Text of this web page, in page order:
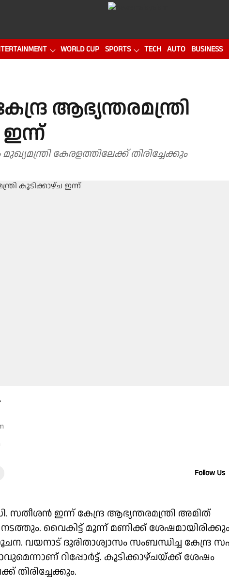
WORLD CUP SPORTS TECH AUTO BUSINESS
ആഭ്യന്തരമന്ത്രി
കേരളത്തിലേക്ക് തിരിച്ചേക്കും
Follow Us
സതീശൻ ഇന്ന് കേന്ദ്ര ആഭ്യന്തരമന്ത്രി അമിത്
വൈകിട്ട് മൂന്ന് മണിക്ക്
വയനാട് ദുരിതാശ്വാസം സംബന്ധിച്ച കേന്ദ്ര
റിപ്പോർട്ട്. കൂടിക്കാഴ്ചയ്ക്ക് ശേഷം
തിരിച്ചേക്കും.